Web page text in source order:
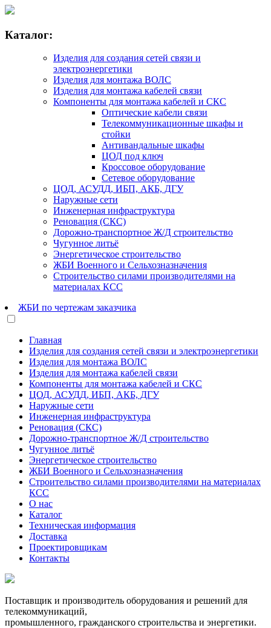
Каталог:
Изделия для создания сетей связи и
электроэнергетики
Изделия для монтажа ВОЛС
Изделия для монтажа кабелей связи
Компоненты для монтажа кабелей и СКС
Оптические кабели связи
Телекоммуникационные шкафы и
стойки
Антивандальные шкафы
ЦОД под ключ
Кроссовое оборудование
Сетевое оборудование
ЦОД, АСУДД, ИБП, АКБ, ДГУ
Наружные сети
Инженерная инфраструктура
Реновация (СКС)
Дорожно-транспортное Ж/Д строительство
Чугунное литьё
Энергетическое строительство
ЖБИ Военного и Сельхозназначения
Строительство силами производителями на
материалах КСС
ЖБИ по чертежам заказчика
Главная
Изделия для создания сетей связи и электроэнергетики
Изделия для монтажа ВОЛС
Изделия для монтажа кабелей связи
Компоненты для монтажа кабелей и СКС
ЦОД, АСУДД, ИБП, АКБ, ДГУ
Наружные сети
Инженерная инфраструктура
Реновация (СКС)
Дорожно-транспортное Ж/Д строительство
Чугунное литьё
Энергетическое строительство
ЖБИ Военного и Сельхозназначения
Строительство силами производителями на материалах
КСС
О нас
Каталог
Техническая информация
Доставка
Проектировщикам
Контакты
Поставщик и производитель оборудования и решений для
телекоммуникаций,
промышленного, гражданского строительства и энергетики.